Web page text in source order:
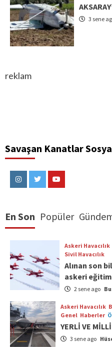
3 sene
reklam
Savaşan Kanatlar
InstagramTwitterYoutube
En Son Popüler
Askeri Havacılık
Sivil Havacılık
Alınan son
askeri
2 sene ago
Askeri Havacılık
Genel Haberler
YERLİ VE
3 sene ago